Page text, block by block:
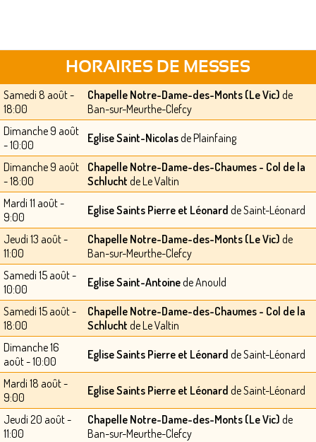
HORAIRES DE MESSES
Samedi 8 août -
18:00
Chapelle Notre-Dame-des-Monts (Le Vic) de
Ban-sur-Meurthe-Clefcy
Dimanche 9 août
- 10:00
Eglise Saint-Nicolasde Plainfaing
Dimanche 9 août
- 18:00
Chapelle Notre-Dame-des-Chaumes - Col de la
Schlucht de Le Valtin
Mardi 11 août -
9:00
Eglise Saints Pierre et Léonard de Saint-Léonard
Jeudi 13 août -
11:00
Chapelle Notre-Dame-des-Monts (Le Vic) de
Ban-sur-Meurthe-Clefcy
Samedi 15 août -
10:00
Eglise Saint-Antoinede Anould
Samedi 15 août -
18:00
Chapelle Notre-Dame-des-Chaumes - Col de la
Schlucht de Le Valtin
Dimanche 16
août - 10:00
Eglise Saints Pierre et Léonard de Saint-Léonard
Mardi 18 août -
9:00
Eglise Saints Pierre et Léonard de Saint-Léonard
Jeudi 20 août -
11:00
Chapelle Notre-Dame-des-Monts (Le Vic) de
Ban-sur-Meurthe-Clefcy